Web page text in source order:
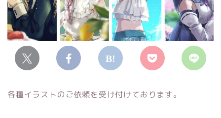
各種イラストのご依頼を受け付けております。